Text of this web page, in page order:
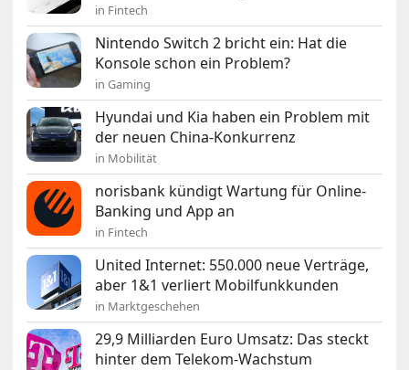
in Fintech
Nintendo Switch 2 bricht ein: Hat die
Konsole schon ein Problem?
in Gaming
Hyundai und Kia haben ein Problem mit
der neuen China-Konkurrenz
in Mobilität
norisbank kündigt Wartung für Online-
Banking und App an
in Fintech
United Internet: 550.000 neue Verträge,
aber 1&1 verliert Mobilfunkkunden
in Marktgeschehen
29,9 Milliarden Euro Umsatz: Das steckt
hinter dem Telekom-Wachstum